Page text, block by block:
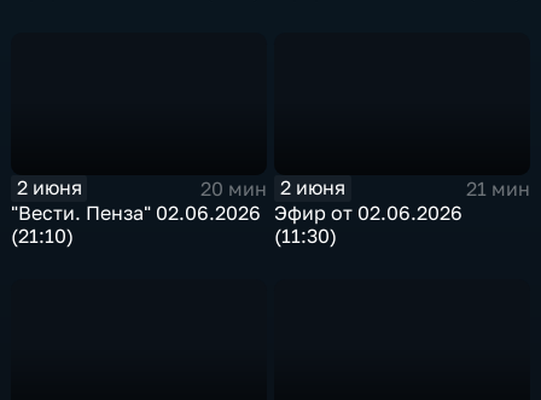
2 июня
20 мин
"Вести. Пенза" 02.06.2026
(21:10)
2 июня
21 мин
Эфир от 02.06.2026
(11:30)